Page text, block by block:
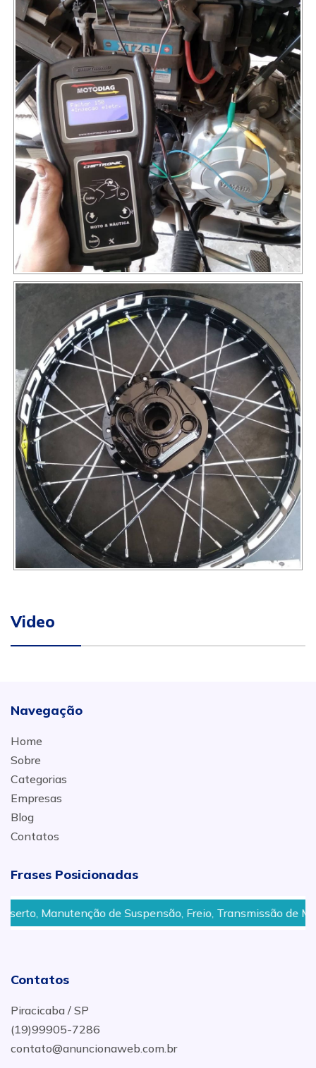
Video
Navegação
Home
Sobre
Categorias
Empresas
Blog
Contatos
Frases Posicionadas
de Suspensão, Freio, Transmissão de Motos em
Contatos
Piracicaba / SP
(19)99905-7286
contato@anuncionaweb.com.br